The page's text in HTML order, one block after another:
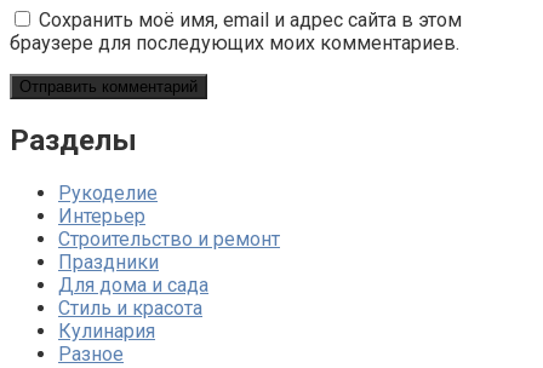
Сохранить моё имя, email и адрес сайта в этом
браузере для последующих моих комментариев.
Разделы
Рукоделие
Интерьер
Строительство и ремонт
Праздники
Для дома и сада
Стиль и красота
Кулинария
Разное